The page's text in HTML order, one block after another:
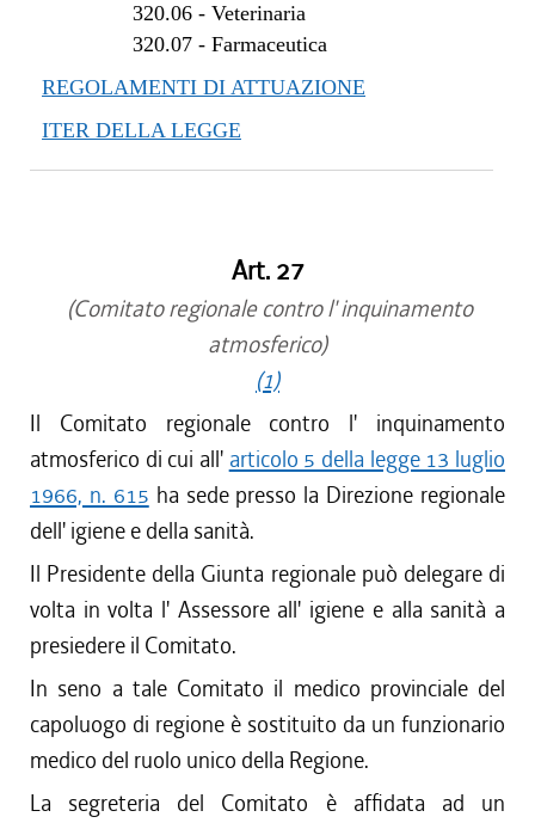
320.06- Veterinaria
320.07- Farmaceutica
REGOLAMENTI DI ATTUAZIONE
ITER DELLA LEGGE
Art. 27
(Comitato regionale contro l' inquinamento
atmosferico)
(1)
Il Comitato regionale contro l' inquinamento
atmosferico di cui all' articolo 5 della legge 13 luglio
1966, n. 615 ha sede presso la Direzione regionale
dell' igiene e della sanità.
Il Presidente della Giunta regionale può delegare di
volta in volta l' Assessore all' igiene e alla sanità a
presiedere il Comitato.
In seno a tale Comitato il medico provinciale del
capoluogo di regione è sostituito da un funzionario
medico del ruolo unico della Regione.
La segreteria del Comitato è affidata ad un